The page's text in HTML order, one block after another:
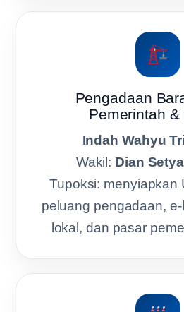
Pengadaan
Pemerintah &
Indah Wahyu
Wakil: Dian
Tupoksi: menyiapkan
peluang pengadaan,
lokal, dan pasar